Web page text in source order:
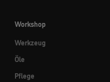
Workshop
Werkzeug
Öle
Pflege